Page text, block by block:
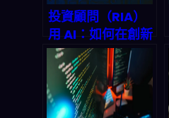
投資顧問（RIA）
用 AI：如何在創新
和合規之間拿捏？
2026 風險地圖與
落地清單